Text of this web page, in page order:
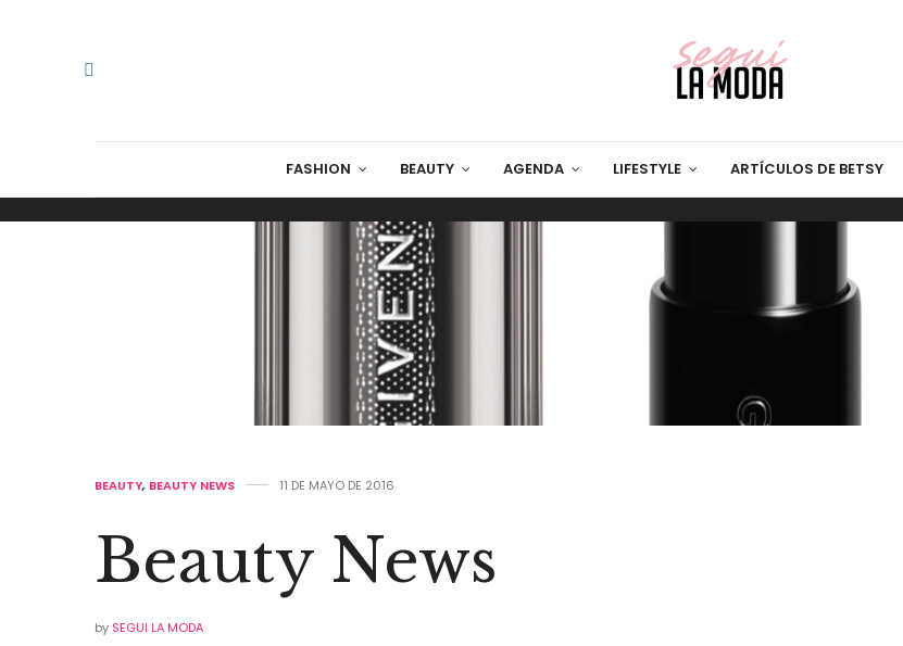
FASHION BEAUTY AGENDA LIFESTYLE ARTÍCULOS DE BETSY
BEAUTY, BEAUTY NEWS 11 DE MAYO DE 2016
Beauty News
by SEGUI LA MODA